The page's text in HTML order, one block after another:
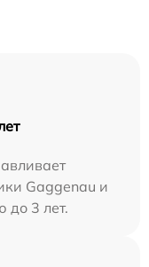
Gaggenau и
до 3 лет.